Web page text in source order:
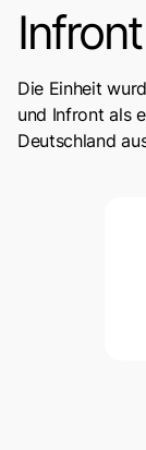
Infront
Die Einheit
und Infront als
Deutschland